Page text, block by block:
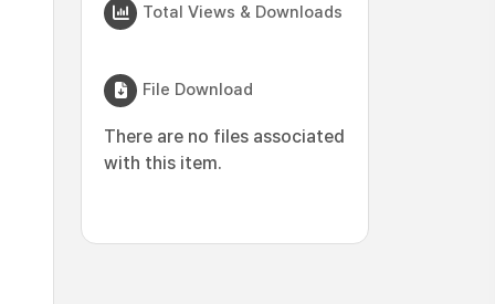
Total Views & Downloads
File Download
There are no files associated
with this item.